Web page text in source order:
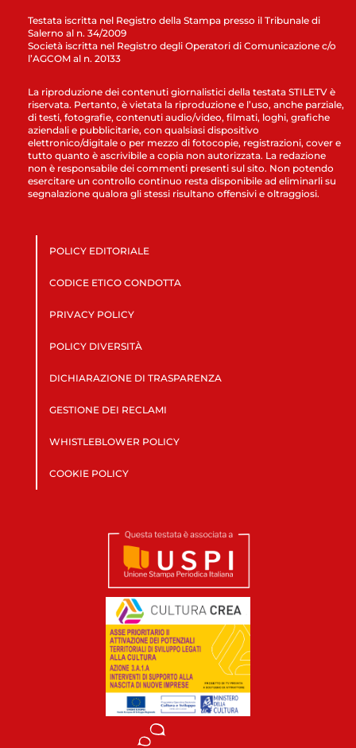
Testata iscritta nel Registro della Stampa presso il Tribunale di
Salerno al n. 34/2009
Società iscritta nel Registro degli Operatori di Comunicazione c/o
l’AGCOM al n. 20133
La riproduzione dei contenuti giornalistici della testata STILETV è
riservata. Pertanto, è vietata la riproduzione e l’uso, anche parziale,
di testi, fotografie, contenuti audio/video, filmati, loghi, grafiche
aziendali e pubblicitarie, con qualsiasi dispositivo
elettronico/digitale o per mezzo di fotocopie, registrazioni, cover e
tutto quanto è ascrivibile a copia non autorizzata. La redazione
non è responsabile dei commenti presenti sul sito. Non potendo
esercitare un controllo continuo resta disponibile ad eliminarli su
segnalazione qualora gli stessi risultano offensivi e oltraggiosi.
POLICY EDITORIALE
CODICE ETICO CONDOTTA
PRIVACY POLICY
POLICY DIVERSITÀ
DICHIARAZIONE DI TRASPARENZA
GESTIONE DEI RECLAMI
WHISTLEBLOWER POLICY
COOKIE POLICY